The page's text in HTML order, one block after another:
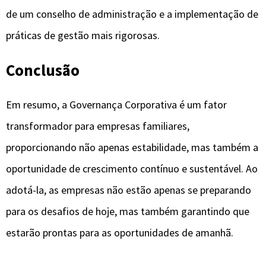
de um conselho de administração e a implementação de
práticas de gestão mais rigorosas.
Conclusão
Em resumo, a Governança Corporativa é um fator
transformador para empresas familiares,
proporcionando não apenas estabilidade, mas também a
oportunidade de crescimento contínuo e sustentável. Ao
adotá-la, as empresas não estão apenas se preparando
para os desafios de hoje, mas também garantindo que
estarão prontas para as oportunidades de amanhã.